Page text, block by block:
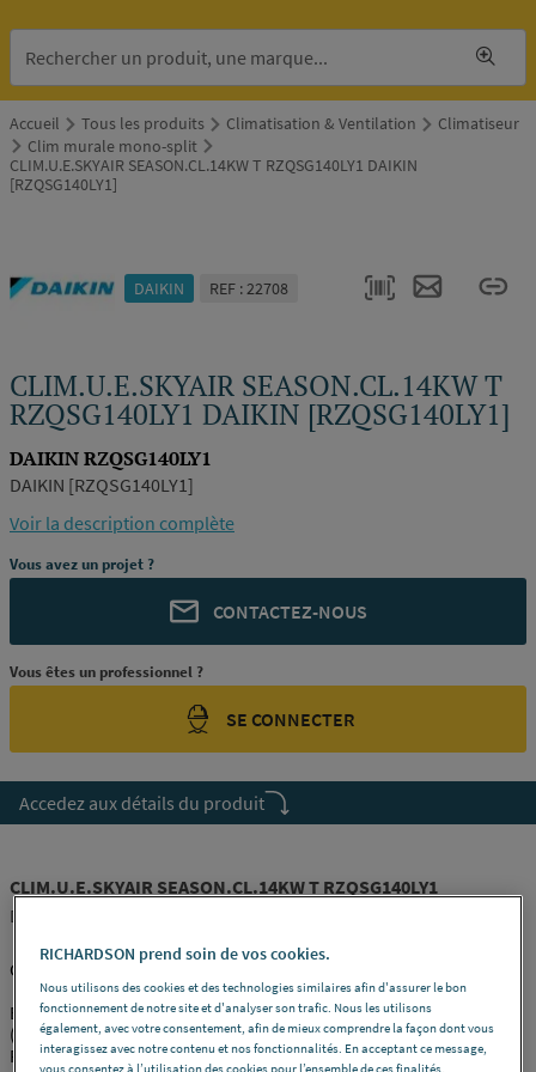
Accueil Tous les produits Climatisation & Ventilation
Climatiseur
Clim murale mono-split
CLIM.U.E.SKYAIR SEASON.CL.14KW T RZQSG140LY1 DAIKIN
[RZQSG140LY1]
DAIKIN REF : 22708
CLIM.U.E.SKYAIR SEASON.CL.14KW T
RZQSG140LY1 DAIKIN [RZQSG140LY1]
DAIKIN RZQSG140LY1
DAIKIN [RZQSG140LY1]
Voir la description complète
Vous avez un projet ?
CONTACTEZ-NOUS
Vous êtes un professionnel ?
SE CONNECTER
Accedez aux détails du produit
CLIM.U.E.SKYAIR SEASON.CL.14KW T RZQSG140LY1
DAIKIN [RZQSG140LY1]
Climatiseur Unité éxtérieure Seasonal Classic - RZQSG140L7Y1B
Efficacité optimale : - Étiquettes énergie jusqu'à A++
(rafraîchissement)/A+ (chauffage) pour RZQG71/100L9V1 +
FCQG71/100F - compresseur offrant d'importantes
RICHARDSON prend soin de vos cookies.
Nous utilisons des cookies et des technologies similaires afin d'assurer le bon
fonctionnement de notre site et d'analyser son trafic. Nous les utilisons
également, avec votre consentement, afin de mieux comprendre la façon dont vous
interagissez avec notre contenu et nos fonctionnalités. En acceptant ce message,
vous consentez à l’utilisation des cookies pour l’ensemble de ces finalités,